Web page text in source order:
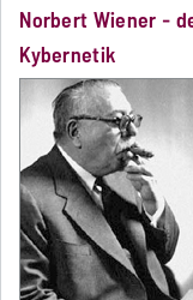
Norbert Wiener -
Kybernetik